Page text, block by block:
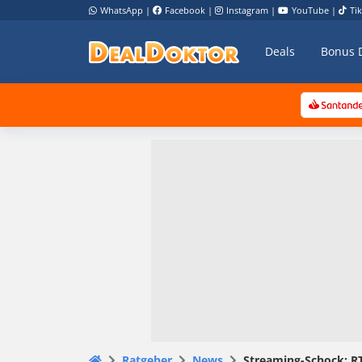
WhatsApp | Facebook | Instagram | YouTube |
Deals Bonus